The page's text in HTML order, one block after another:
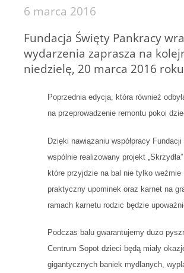
6 marca 2016
Fundacja Święty Pankracy
wydarzenia zaprasza na
niedzielę, 20 marca 2016
Poprzednia edycja, która również
na przeprowadzenie remontu pokoi
Dzięki nawiązaniu współpracy
wspólnie realizowany projekt
które przyjdzie na bal nie tylko
praktyczny upominek oraz karnet na
ramach karnetu rodzic będzie
Podczas balu gwarantujemy dużo
Centrum Sopot dzieci będą miały
gigantycznych baniek mydlanych,